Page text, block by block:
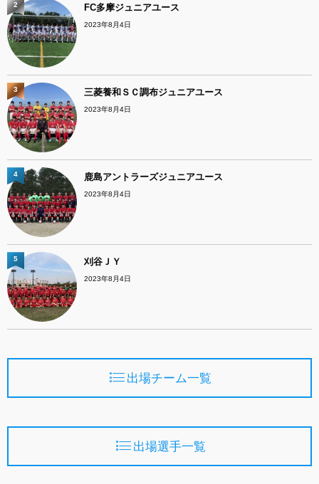
FC多摩ジュニアユース
2023年8月4日
2
三菱養和ＳＣ調布ジュニアユース
2023年8月4日
3
鹿島アントラーズジュニアユース
2023年8月4日
4
刈谷ＪＹ
2023年8月4日
5
出場チーム一覧
出場選手一覧